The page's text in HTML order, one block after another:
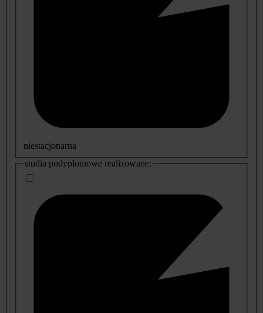
niestacjonarna
studia podyplomowe realizowane: